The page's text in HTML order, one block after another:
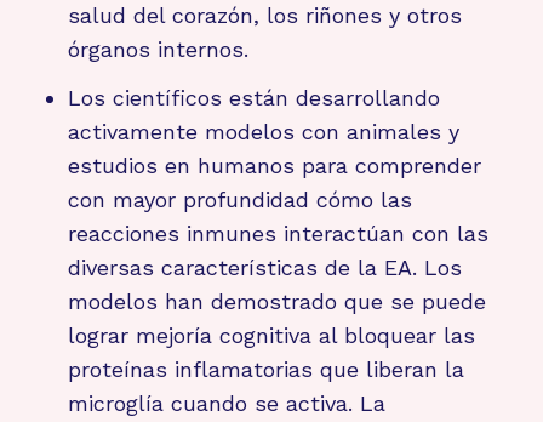
salud del corazón, los riñones y otros
órganos internos.
Los científicos están desarrollando
activamente modelos con animales y
estudios en humanos para comprender
con mayor profundidad cómo las
reacciones inmunes interactúan con las
diversas características de la EA. Los
modelos han demostrado que se puede
lograr mejoría cognitiva al bloquear las
proteínas inflamatorias que liberan la
microglía cuando se activa. La